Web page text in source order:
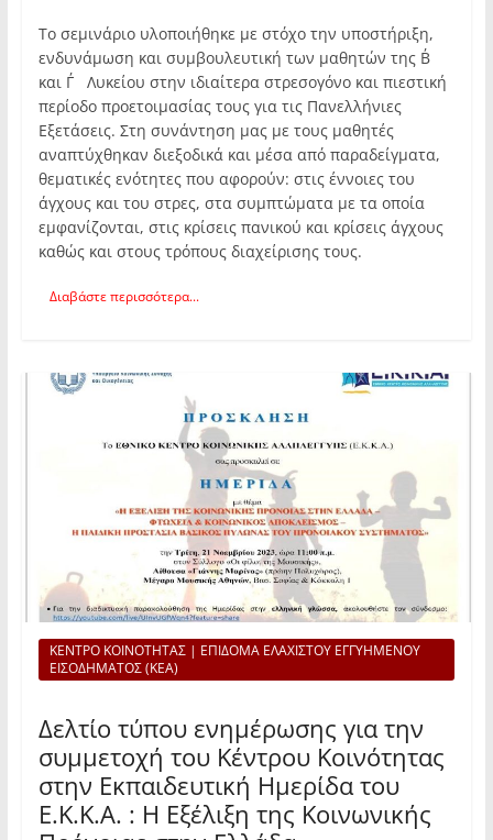
Το σεμινάριο υλοποιήθηκε με στόχο την υποστήριξη,
ενδυνάμωση και συμβουλευτική των μαθητών της Β΄
και Γ΄ Λυκείου στην ιδιαίτερα στρεσογόνο και πιεστική
περίοδο προετοιμασίας τους για τις Πανελλήνιες
Εξετάσεις. Στη συνάντηση μας με τους μαθητές
αναπτύχθηκαν διεξοδικά και μέσα από παραδείγματα,
θεματικές ενότητες που αφορούν: στις έννοιες του
άγχους και του στρες, στα συμπτώματα με τα οποία
εμφανίζονται, στις κρίσεις πανικού και κρίσεις άγχους
καθώς και στους τρόπους διαχείρισης τους.
Διαβάστε περισσότερα...
ΚΕΝΤΡΟ ΚΟΙΝΟΤΗΤΑΣ | ΕΠΙΔΟΜΑ ΕΛΑΧΙΣΤΟΥ ΕΓΓΥΗΜΕΝΟΥ
ΕΙΣΟΔΗΜΑΤΟΣ (ΚΕΑ)
Δελτίο τύπου ενημέρωσης για την
συμμετοχή του Κέντρου Κοινότητας
στην Εκπαιδευτική Ημερίδα του
Ε.Κ.Κ.Α. : Η Εξέλιξη της Κοινωνικής